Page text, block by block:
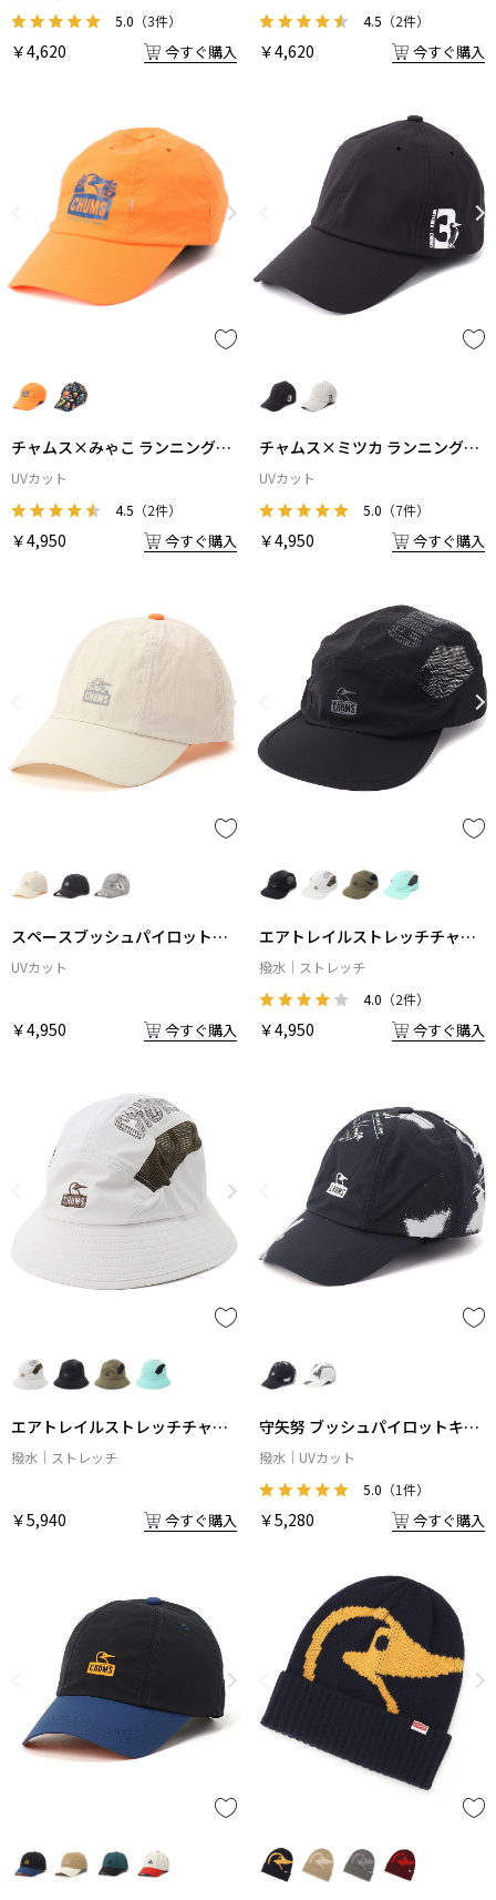
5.0 （3件）
￥4,620 今すぐ購入
4.5 （2件）
￥4,620 今すぐ購入
チャムス×みゃこ ランニングブ
ッシュパイロットキャップ
UVカット
4.5 （2件）
￥4,950 今すぐ購入
チャムス×ミツカ ランニングラ
イトキャップ
UVカット
5.0 （7件）
￥4,950 今すぐ購入
スペースブッシュパイロットキ
ャップ
UVカット
￥4,950 今すぐ購入
エアトレイルストレッチチャム
スキャップ
撥水
ストレッチ
4.0 （2件）
￥4,950 今すぐ購入
エアトレイルストレッチチャム
スハット
撥水 ストレッチ
￥5,940 今すぐ購入
守矢努 ブッシュパイロットキャ
ップ
撥水
UVカット
5.0 （1件）
￥5,280 今すぐ購入